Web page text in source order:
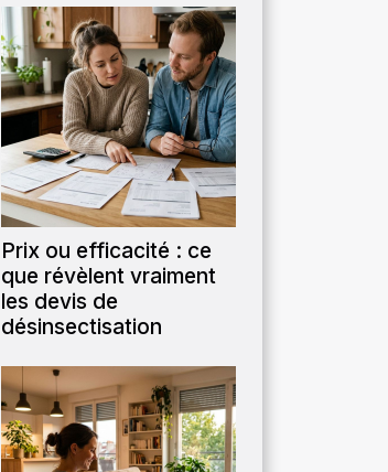
Prix ou efficacité : ce
que révèlent vraiment
les devis de
désinsectisation